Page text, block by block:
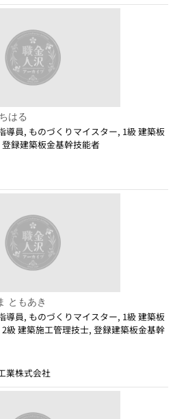
はる
導員, ものづくりマイスター, 1級 建築板
録建築板金基幹技能者
ともあき
導員, ものづくりマイスター, 1級 建築板
級 建築施工管理技士, 登録建築板金基幹
業株式会社